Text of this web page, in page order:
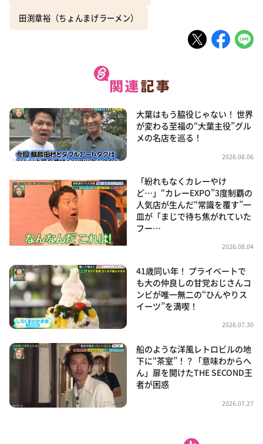
田渕章裕（ちょんまげラーメン）
大葉はもう脇役じゃない！ 世界
が変わる至福の“大葉主役”グル
メの名店を巡る！
2026.08.06
「紛れもなくカレーやけ
ど…」“カレーEXPO”3度制覇の
人気店が生んだ“常識を覆す”一
皿が「まじで待ち焦がれていた
フー…
2026.08.04
41歳同い年！ プライベートで
も大の仲良しの甘党おじさんコ
ンビが唯一無二の“ひんやりス
イーツ”を満喫！
2026.07.30
船のような洋風レトロビルの地
下に“茶室”！？「意味わからへ
ん」扉を開けたTHE SECOND王
者が困惑
2026.07.27